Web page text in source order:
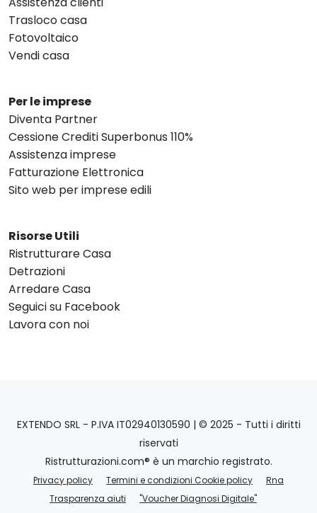
Trasloco casa
Fotovoltaico
Vendi casa
Per le imprese
Diventa Partner
Cessione Crediti Superbonus 110%
Assistenza imprese
Fatturazione Elettronica
Sito web per imprese edili
Risorse Utili
Ristrutturare Casa
Detrazioni
Arredare Casa
Seguici su Facebook
Lavora con noi
EXTENDO SRL - P.IVA IT02940130590 | © 2025 - Tutti i diritti
riservati
Ristrutturazioni.com® è un marchio registrato.
Privacy policy Termini e condizioni Cookie policy
Rna
Trasparenza aiuti
"Voucher Diagnosi Digitale"